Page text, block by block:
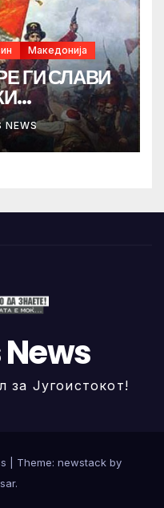
Македонија
ГИ СЛАВИ
NEWS
за Југоистокот!
Theme: newstack by
.